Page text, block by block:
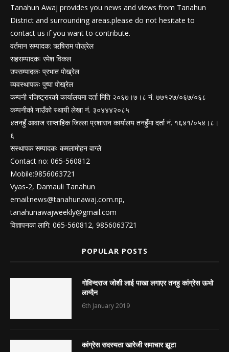
Tanahun Awaj provides you news and views from Tanahun
District and surrounding areas.please do not hesitate to
contact us if you want to contribute.
वर्तमान सम्पादक: ऋषिराम पोख्रेल
सहसम्पादकः रमेश विकल
उपसम्पादकः प्रभात पोख्रेल
व्यवस्थापकः पुष्पा पोख्रेल
कम्पनी रजिष्ट्रारको कार्यालयमा दर्ता मिति २०६७।७।८ नं. ७७१२७/०६७/०६८
कम्पनीको नाउँको स्थायी लेखा नं. ३०४४४२०८५
४तनहुँ आवाज साप्ताहिक जिल्ला प्रशासन कार्यालय तनहुँमा दर्ता नं. १६४१/०५४।८।
६
सस्थापक सम्पादकः कमलामोहन वाग्ले
Contact no: 065-560812
Mobile:9856063721
Vyas-2, Damauli Tanahun
email:news@tanahunawaj.com.np,
tanahunawajweekly@gmail.com
विज्ञापनका लागि: 065-560812, 9856063721
POPULAR POSTS
गोविन्दराज जोशी लाई पाखा लगाएर तनहु कांग्रेस ऊभो
लाग्दैन
6th January 2019
कांग्रेस सदस्यता खारेजी समाचार झूटा